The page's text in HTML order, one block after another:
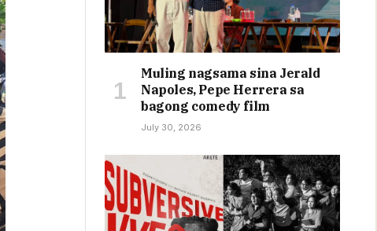
Muling nagsama sina Jerald
Napoles, Pepe Herrera sa
bagong comedy film
July 30, 2026